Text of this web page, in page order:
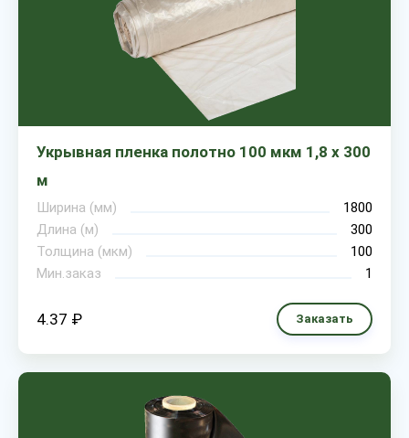
Укрывная пленка полотно 100 мкм 1,8 х 300
м
Ширина (мм)
1800
Длина (м)
300
Толщина (мкм)
100
Мин.заказ
1
4.37 ₽ Заказать